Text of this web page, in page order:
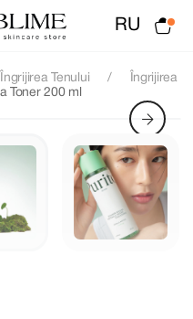
RU
Îngrijirea Tenului
Îngrijirea
Toner 200 ml